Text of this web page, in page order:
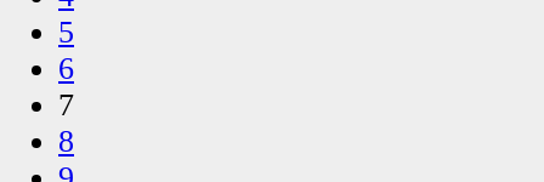
5
6
7
8